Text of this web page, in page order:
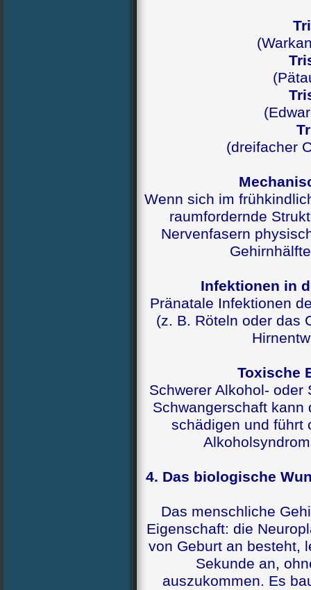
(dreifacher
Wenn sich im
raumfordernde
Nervenfasern
Infektionen in
Pränatale Infektionen
(z. B. Röteln oder das
Toxische
Schwerer Alkohol-
Schwangerschaft kann
schädigen und führt
4. Das biologische
Das menschliche
Eigenschaft: die
von Geburt an besteht,
Sekunde an,
auszukommen. Es